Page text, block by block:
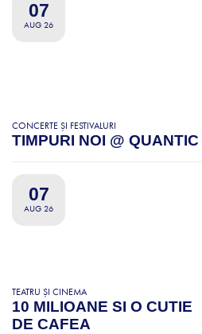
07
AUG 26
CONCERTE ȘI FESTIVALURI
TIMPURI NOI @ QUANTIC
07
AUG 26
TEATRU ȘI CINEMA
10 MILIOANE SI O CUTIE
DE CAFEA